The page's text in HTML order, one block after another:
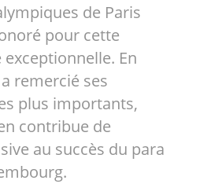
de Paris
pour cette
En
remercié ses
plus importants,
contribue de
au succès du para